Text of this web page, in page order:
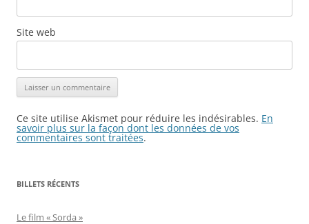
Site web
Ce site utilise Akismet pour réduire les indésirables. En
savoir plus sur la façon dont les données de vos
commentaires sont traitées.
BILLETS RÉCENTS
Le film « Sorda »